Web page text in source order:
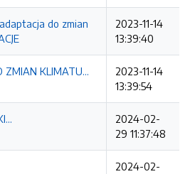
do zmian
2023-11-14
13:39:40
ZMIAN KLIMATU...
2023-11-14
13:39:54
2024-02-
29 11:37:48
2024-02-